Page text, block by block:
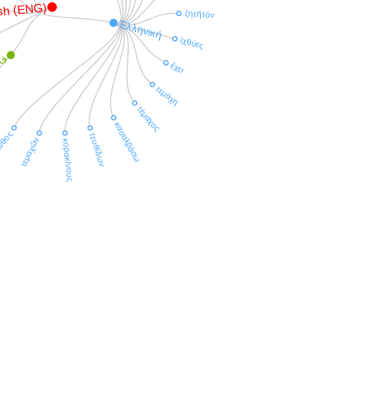
(ENG)
Ἑλληνική
ζητῆτόν
ἰχθύες
ἔχει
τεμάχη
τέμαχος
κασαλβάσω
τευθίδων
κορακίνους
τεμαχῶν